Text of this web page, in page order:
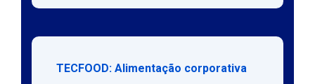
TECFOOD: Alimentação corporativa